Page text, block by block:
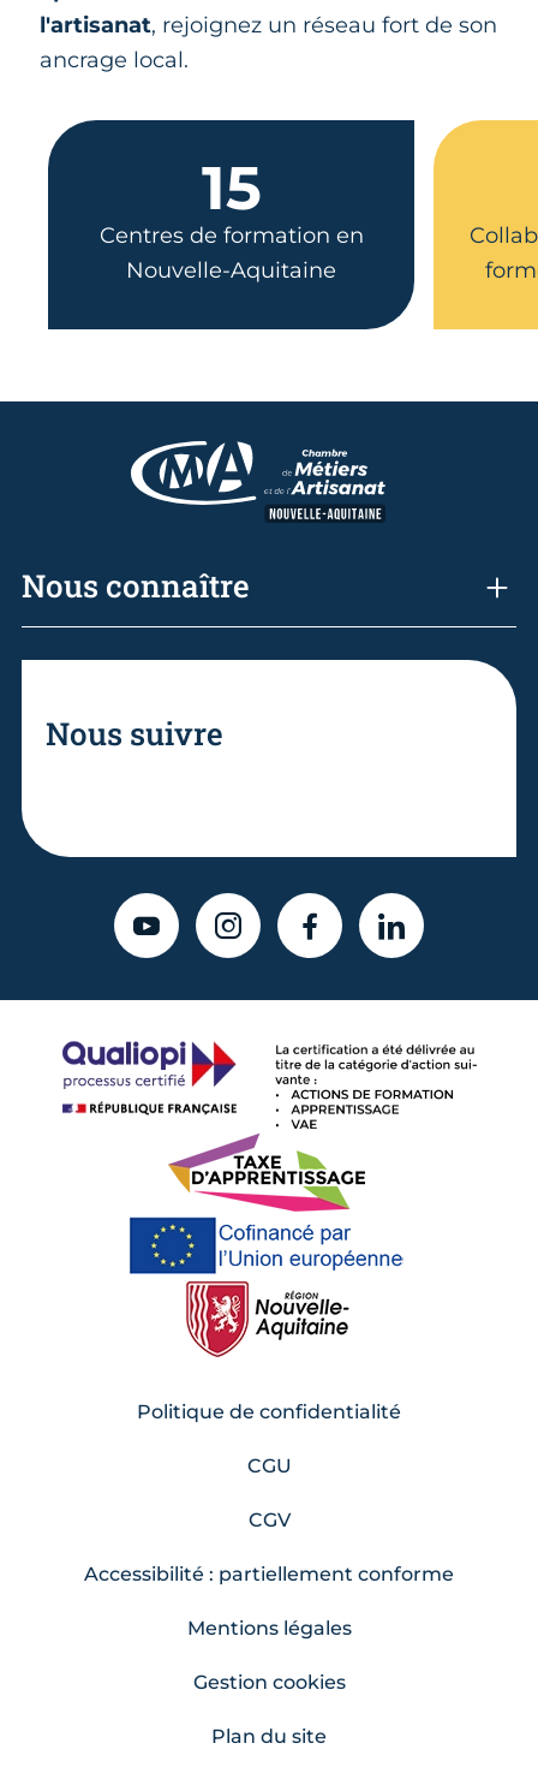
l'artisanat, rejoignez un réseau fort de son
ancrage local.
15
Centres de formation en
Nouvelle-Aquitaine
Nous connaître
Nous suivre
YOUTUBEINSTAGRAMFACEBOOKLINKEDIN
Politique de confidentialité
CGU
CGV
Accessibilité : partiellement conforme
Mentions légales
Gestion cookies
Plan du site